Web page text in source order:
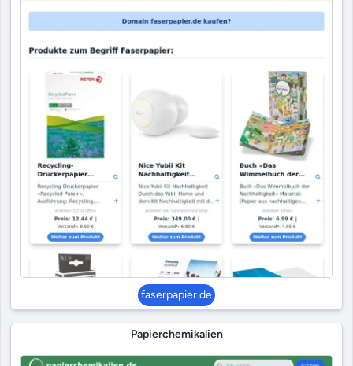
faserpapier.de
Papierchemikalien